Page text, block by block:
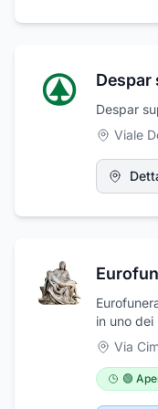
Despar
Despar
Viale
in uno dei
prelievo
fornitura
Via
🟢